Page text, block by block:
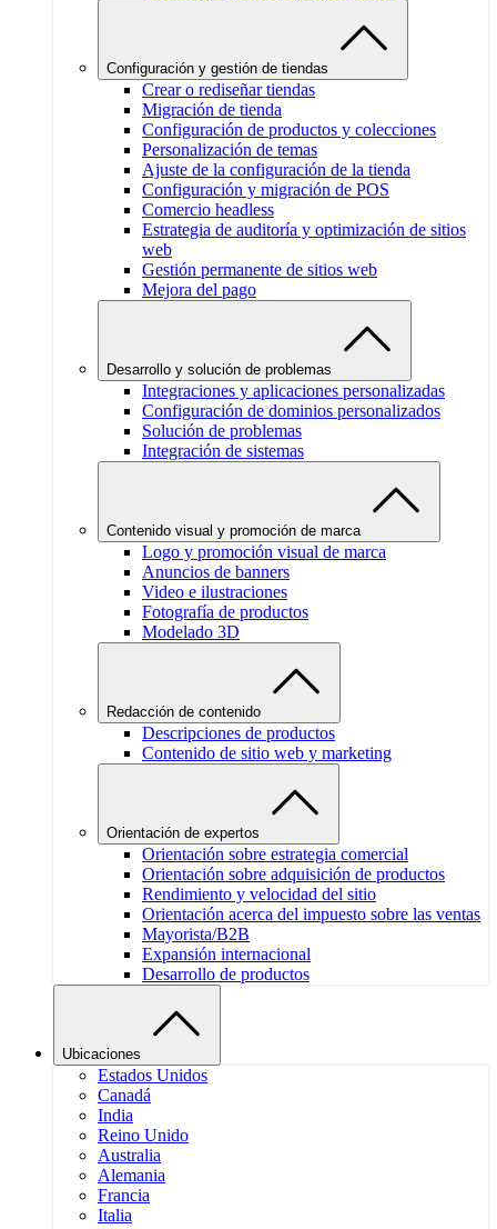
Configuración y gestión de tiendas
Crear o rediseñar tiendas
Migración de tienda
Configuración de productos y colecciones
Personalización de temas
Ajuste de la configuración de la tienda
Configuración y migración de POS
Comercio headless
Estrategia de auditoría y optimización de sitios
web
Gestión permanente de sitios web
Mejora del pago
Desarrollo y solución de problemas
Integraciones y aplicaciones personalizadas
Configuración de dominios personalizados
Solución de problemas
Integración de sistemas
Contenido visual y promoción de marca
Logo y promoción visual de marca
Anuncios de banners
Video e ilustraciones
Fotografía de productos
Modelado 3D
Redacción de contenido
Descripciones de productos
Contenido de sitio web y marketing
Orientación de expertos
Orientación sobre estrategia comercial
Orientación sobre adquisición de productos
Rendimiento y velocidad del sitio
Orientación acerca del impuesto sobre las ventas
Mayorista/B2B
Expansión internacional
Desarrollo de productos
Ubicaciones
Estados Unidos
Canadá
India
Reino Unido
Australia
Alemania
Francia
Italia